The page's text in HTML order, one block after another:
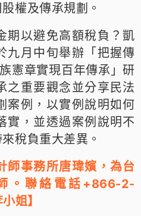
權及傳承規劃。
期以避免高額稅負？凱
九月中旬舉辦「把握傳
憲章實現百年傳承」研
之重要觀念並分享民法
案例，以實例說明如何
實，並透過案例說明不
稅負重大差異。
師事務所唐瑋嬪，為台
。 聯絡電話+866-2-
姐】